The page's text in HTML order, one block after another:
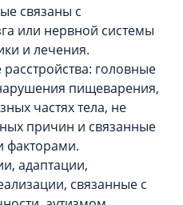
связаны с
или нервной системы
и лечения.
головные
пищеварения,
частях тела, не
причин и связанные
факторами.
адаптации,
связанные с